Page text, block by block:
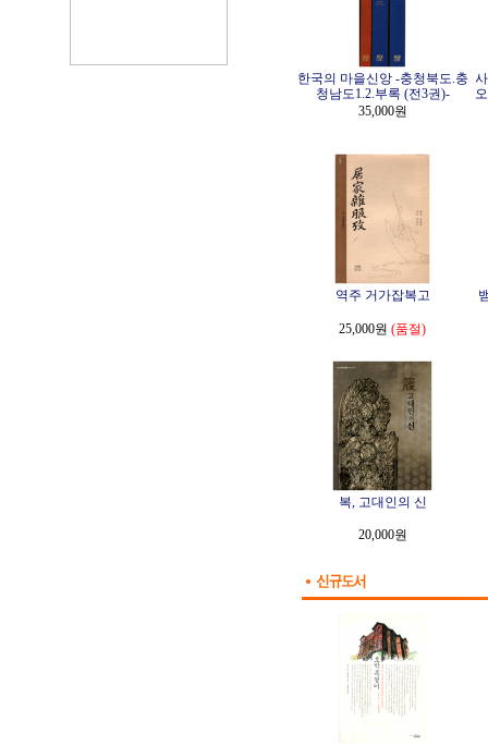
한국의 마을신앙 -충청북도.충
청남도1.2.부록 (전3권)-
35,000원
역주 거가잡복고
25,000원 (품절)
복, 고대인의 신
20,000원